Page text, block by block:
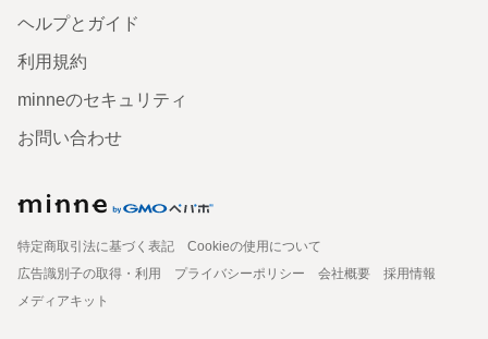
ヘルプとガイド
利用規約
minneのセキュリティ
お問い合わせ
特定商取引法に基づく表記
Cookieの使用について
広告識別子の取得・利用
プライバシーポリシー 会社概要
採用情報
メディアキット